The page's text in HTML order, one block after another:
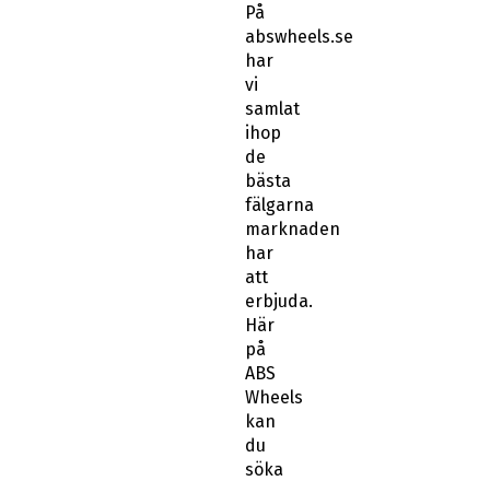
På
abswheels.se
har
vi
samlat
ihop
de
bästa
fälgarna
marknaden
har
att
erbjuda.
Här
på
ABS
Wheels
kan
du
söka